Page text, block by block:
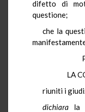
difetto di
questione;
che la
LA
riuniti i
dichiara
la